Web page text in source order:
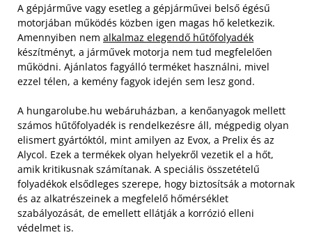
A gépjárműve vagy esetleg a gépjárművei belső égésű
motorjában működés közben igen magas hő keletkezik.
Amennyiben nem alkalmaz elegendő hűtőfolyadék
készítményt, a járművek motorja nem tud megfelelően
működni. Ajánlatos fagyálló terméket használni, mivel
ezzel télen, a kemény fagyok idején sem lesz gond.
A hungarolube.hu webáruházban, a kenőanyagok mellett
számos hűtőfolyadék is rendelkezésre áll, mégpedig olyan
elismert gyártóktól, mint amilyen az Evox, a Prelix és az
Alycol. Ezek a termékek olyan helyekről vezetik el a hőt,
amik kritikusnak számítanak. A speciális összetételű
folyadékok elsődleges szerepe, hogy biztosítsák a motornak
és az alkatrészeinek a megfelelő hőmérséklet
szabályozását, de emellett ellátják a korrózió elleni
védelmet is.